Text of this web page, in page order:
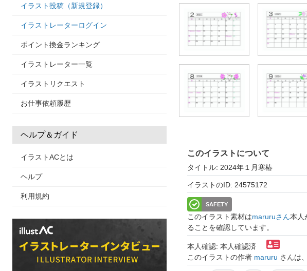
イラスト投稿（新規登録）
イラストレーターログイン
ポイント換金ランキング
イラストレーター一覧
イラストリクエスト
お仕事依頼履歴
ヘルプ＆ガイド
イラストACとは
ヘルプ
利用規約
このイラストについて
タイトル: 2024年１月寒椿
イラストのID: 24575172
SAFETY
このイラスト素材はmaruruさん本人
ることを確認しています。
本人確認: 本人確認済
このイラストの作者 maruru さんは